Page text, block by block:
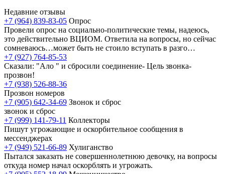
Недавние отзывы
+7 (964) 839-83-05 Опрос
Провели опрос на социально-политические темы, надеюсь,
это действительно ВЦИОМ. Ответила на вопросы, но сейчас
сомневаюсь…может быть не стоило вступать в разго…
+7 (927) 764-85-53
Сказали: "Ало " и сбросили соединение- Цель звонка-
прозвон!
+7 (938) 526-88-36
Прозвон номеров
+7 (905) 642-34-69 Звонок и сброс
звонок и сброс
+7 (999) 141-79-11 Коллекторы
Пишут угрожающие и оскорбительное сообщения в
мессенджерах
+7 (949) 521-66-89 Хулиганство
Пытался заказать не совершеннолетнюю девочку, на вопросы
откуда номер начал оскорблять и угрожать.